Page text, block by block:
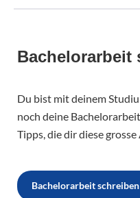
Bachelorarbeit
Du bist mit deinem
noch deine
Tipps, die dir diese
Bachelorarbeit schreiben